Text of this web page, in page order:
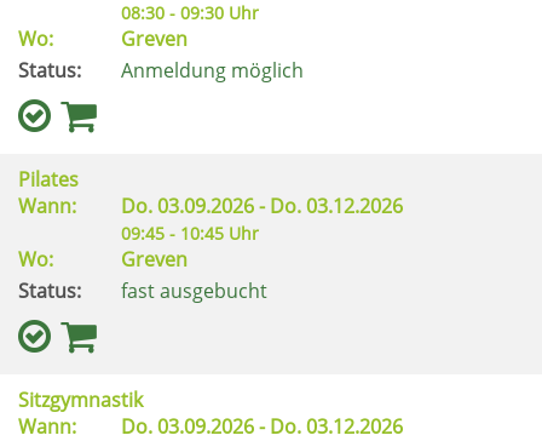
08:30 - 09:30 Uhr
Wo:
Greven
Status:
Anmeldung möglich
Pilates
Wann:
Do.03.09.2026 -Do.03.12.2026
09:45 - 10:45 Uhr
Wo:
Greven
Status:
fast ausgebucht
Sitzgymnastik
Wann:
Do.03.09.2026 -Do.03.12.2026